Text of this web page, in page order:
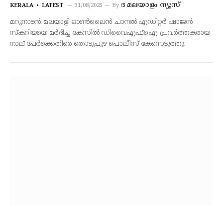
KERALA LATEST 31/08/2025 By ദ മലയാളം ന്യൂസ്
മറുനാടൻ മലയാളി ഓൺലൈൻ ചാനൽ എഡിറ്റർ ഷാജൻ
സ്കറിയയെ മർദിച്ച കേസിൽ ഡിവൈഎഫ്ഐ പ്രവർത്തകരായ
നാല് പേർക്കെതിരെ തൊടുപുഴ പൊലീസ് കേസെടുത്തു.